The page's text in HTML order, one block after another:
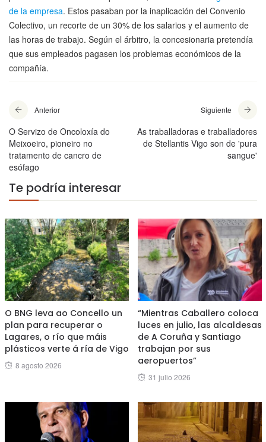
de la empresa. Estos pasaban por la inaplicación del Convenio
Colectivo, un recorte de un 30% de los salarios y el aumento de
las horas de trabajo. Según el árbitro, la concesionaria pretendía
que sus empleados pagasen los problemas económicos de la
compañía.
Anterior
O Servizo de Oncoloxía do
Meixoeiro, pioneiro no
tratamento de cancro de
esófago
Siguiente
As traballadoras e traballadores
de Stellantis Vigo son de 'pura
sangue'
Te podría interesar
O BNG leva ao Concello un
plan para recuperar o
Lagares, o río que máis
plásticos verte á ría de Vigo
Posted
8 agosto 2026
“Mientras Caballero coloca
luces en julio, las alcaldesas
de A Coruña y Santiago
trabajan por sus
aeropuertos”
Posted
31 julio 2026